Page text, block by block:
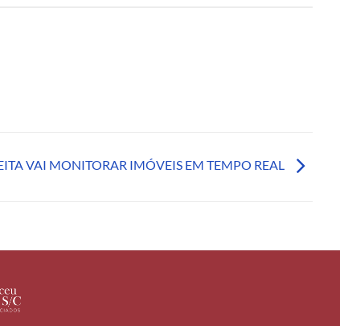
VAI MONITORAR IMÓVEIS EM TEMPO REAL